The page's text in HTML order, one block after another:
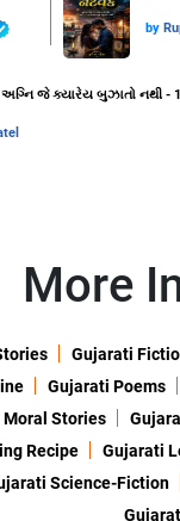
by
અગ્નિ જે ક્યારેય બુઝાતો નથી - 1
More
Gujarati
Gujarati Poems
Stories
Recipe Gujarati
Science-Fiction